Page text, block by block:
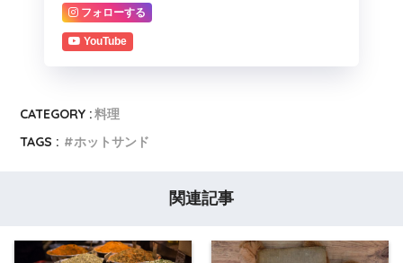
フォローする
YouTube
CATEGORY :料理
TAGS :
ホットサンド
関連記事